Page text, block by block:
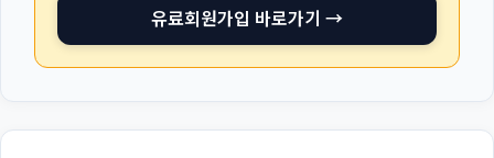
유료회원가입 바로가기 →